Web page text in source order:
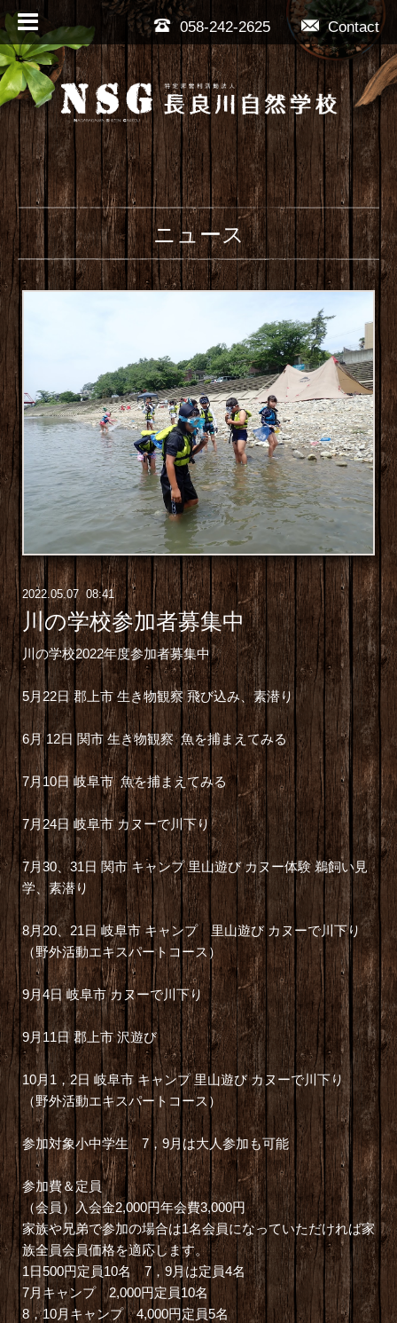
Contact
058-242-2625
ニュース
2022.05.07 08:41
川の学校参加者募集中
川の学校2022年度参加者募集中
5月22日 郡上市 生き物観察 飛び込み、素潜り
6月 12日 関市 生き物観察 魚を捕まえてみる
7月10日 岐阜市 魚を捕まえてみる
7月24日 岐阜市 カヌーで川下り
7月30、31日 関市 キャンプ 里山遊び カヌー体験 鵜飼い見
学、素潜り
8月20、21日 岐阜市 キャンプ 里山遊び カヌーで川下り
（野外活動エキスパートコース）
9月4日 岐阜市 カヌーで川下り
9月11日 郡上市 沢遊び
10月1，2日 岐阜市 キャンプ 里山遊び カヌーで川下り
（野外活動エキスパートコース）
参加対象小中学生 7，9月は大人参加も可能
参加費＆定員
（会員）入会金2,000円年会費3,000円
家族や兄弟で参加の場合は1名会員になっていただければ家
族全員会員価格を適応します。
1日500円定員10名 7，9月は定員4名
7月キャンプ 2,000円定員10名
8，10月キャンプ 4,000円定員5名